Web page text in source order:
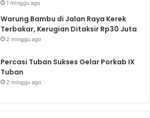
1 minggu ago
Warung Bambu di Jalan Raya Kerek
Terbakar, Kerugian Ditaksir Rp30 Juta
2 minggu ago
Percasi Tuban Sukses Gelar Porkab IX
Tuban
2 minggu ago